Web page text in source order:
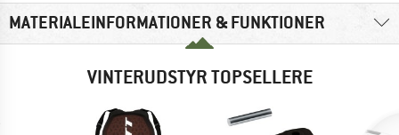
MATERIALEINFORMATIONER & FUNKTIONER
VINTERUDSTYR TOPSELLERE